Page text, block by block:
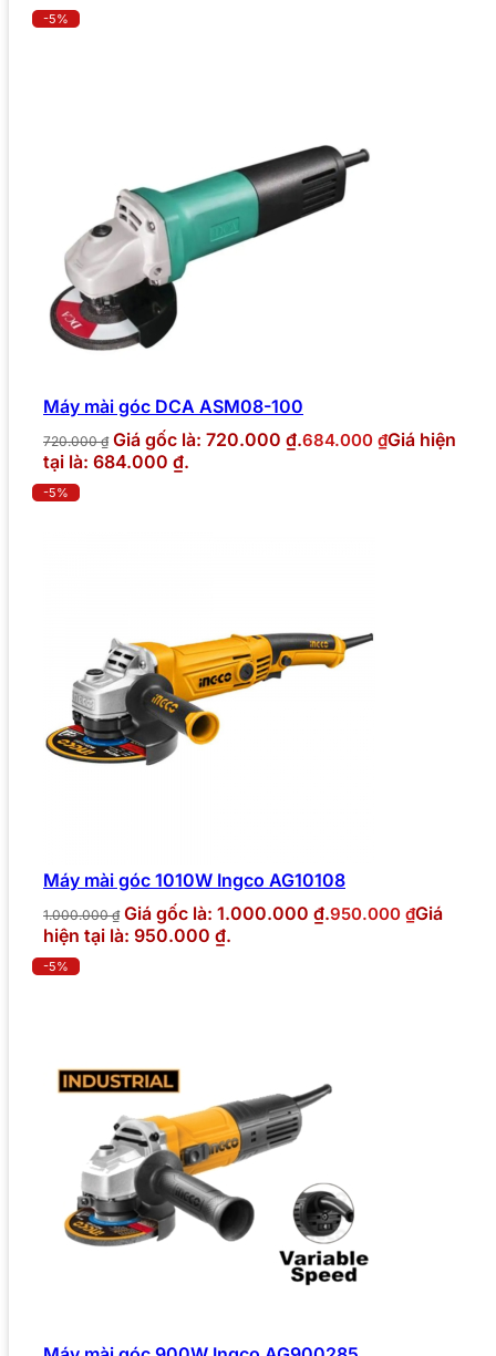
-5%
Máy mài góc DCA ASM08-100
720.000₫ Giá gốc là: 720.000 ₫.684.000 ₫Giá hiện
tại là: 684.000 ₫.
-5%
Máy mài góc 1010W Ingco AG10108
1.000.000₫ Giá gốc là: 1.000.000 ₫.950.000 ₫Giá
hiện tại là: 950.000 ₫.
-5%